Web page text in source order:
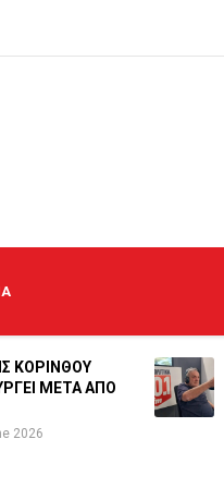
ΚΟΡΙΝΘΟΥ
ΜΕΤΑ ΑΠΟ
2026